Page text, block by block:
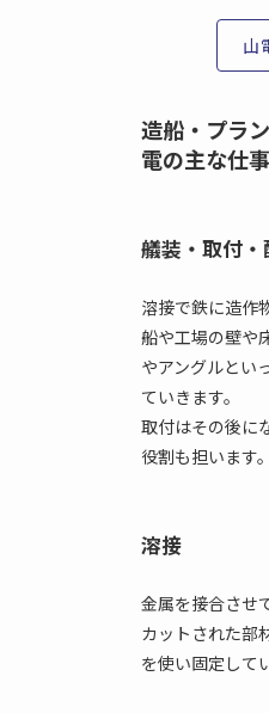
山
造船・プラ
電の主な仕事
艤装・取付・
溶接で鉄に造作
船や工場の壁や
やアングルとい
ていきます。
取付はその後に
役割も担います。
溶接
金属を接合させ
カットされた部
を使い固定して